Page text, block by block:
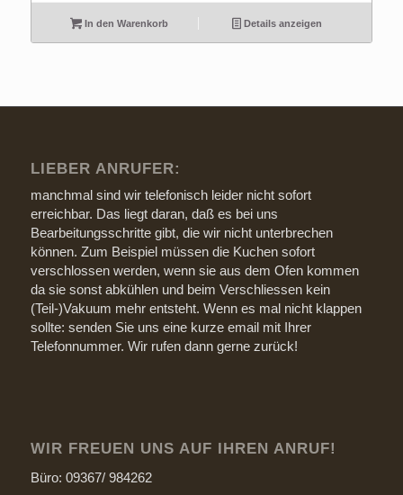
In den Warenkorb Details anzeigen
LIEBER ANRUFER:
manchmal sind wir telefonisch leider nicht sofort
erreichbar. Das liegt daran, daß es bei uns
Bearbeitungsschritte gibt, die wir nicht unterbrechen
können. Zum Beispiel müssen die Kuchen sofort
verschlossen werden, wenn sie aus dem Ofen kommen
da sie sonst abkühlen und beim Verschliessen kein
(Teil-)Vakuum mehr entsteht. Wenn es mal nicht klappen
sollte: senden Sie uns eine kurze email mit Ihrer
Telefonnummer. Wir rufen dann gerne zurück!
WIR FREUEN UNS AUF IHREN ANRUF!
Büro: 09367/ 984262